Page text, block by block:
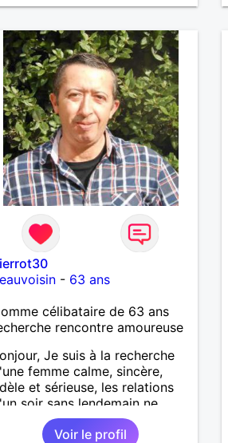
- 63 ans
célibataire de 63 ans
rencontre amoureuse
Je suis à la recherche
femme calme, sincère,
et sérieuse, les relations
soir sans lendemain ne
absolument pas.
Voir le profil